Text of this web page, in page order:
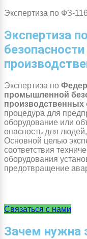
Экспертиза по ФЗ-116
Экспертиза
Экспертиза по
промышленной
производственных
процедура для
оборудование или
опасность для
Основной целью
соответствия
оборудования
предотвращение
Связаться с нами
Зачем нужна